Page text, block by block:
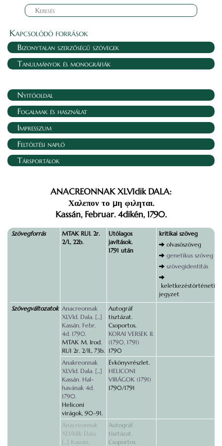
Kapcsolódó források
Bizonytalan szerzőségű szövegek
Tanulmányok és monográfiák
Nyitóoldal
Fogalmak és használat
Impresszum
Feltöltési napló
Társportálok
ANACREONNAK XLVIdik DALA:
Χαλεπον το µη φιληται.
Kassán, Februar. 4dikén, 1790.
Szövegforrás
MTAK RUI. 2r.
2/I., 22b.
Utólagos
javítások.
1791 után
kritikai szöveg
olvasószöveg
genetikus szöveg
szövegidentitás
keletkezéstörténeti
jegyzet
Szövegváltozatok Anacreonnak
XLVId. Dala. [...]
Kassán, Febr.
4d. 1790.
MTAK M. Irod.
RUI 2r. 2/II., 73b.
Autográf
tisztázat.
Csoportos.
KORAI VERSEK II.
(1790, 1791)
1790
Anakreonnak
XLVId. Dala. [...]
Kassán. Hal-
havának 4d.
1790.
Heliconi
virágok, 90–91.
Évkönyvrészlet.
HELICONI
VIRÁGOK (1791)
1790/1791
Anacreonnak
XLVIdik Dala.
[...] Kassán,
Autográf
tisztázat.
Csoportos.